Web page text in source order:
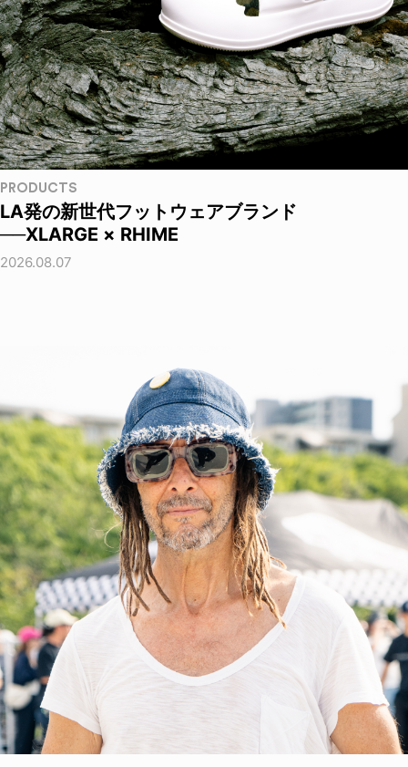
PRODUCTS
LA発の新世代フットウェアブランド
──XLARGE × RHIME
2026.08.07